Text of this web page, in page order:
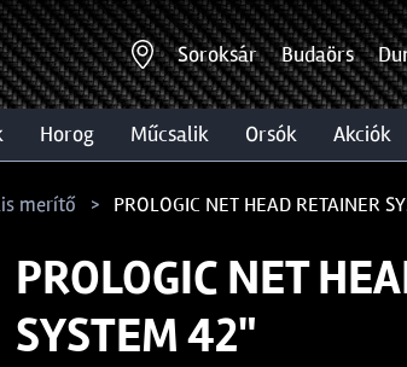
Soroksár Budaörs
horog műcsalik orsók akciók
merítő PROLOGIC NET HEAD RETAINER
PROLOGIC NET
SYSTEM 42"